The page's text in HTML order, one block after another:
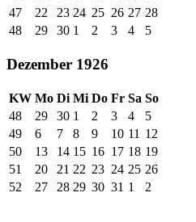
47
22 23 24 25 26 27 28
48
29 30 1 2 3 4 5
Dezember 1926
KW Mo Di Mi Do Fr Sa So
48
29 30 1 2 3 4
5
49
6 7 8 9 10 11 12
50
13 14 15 16 17 18 19
51
20 21 22 23 24 25 26
52
27 28 29 30 31 1 2